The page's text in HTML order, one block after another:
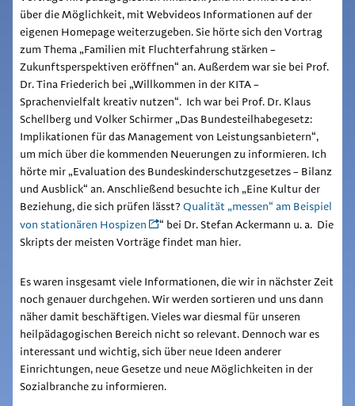
über die Möglichkeit, mit Webvideos Informationen auf der
eigenen Homepage weiterzugeben. Sie hörte sich den Vortrag
zum Thema „Familien mit Fluchterfahrung stärken –
Zukunftsperspektiven eröffnen“ an. Außerdem war sie bei Prof.
Dr. Tina Friederich bei „Willkommen in der KITA –
Sprachenvielfalt kreativ nutzen“. Ich war bei Prof. Dr. Klaus
Schellberg und Volker Schirmer „Das Bundesteilhabegesetz:
Implikationen für das Management von Leistungsanbietern“,
um mich über die kommenden Neuerungen zu informieren. Ich
hörte mir „Evaluation des Bundeskinderschutzgesetzes – Bilanz
und Ausblick“ an. Anschließend besuchte ich „Eine Kultur der
Beziehung, die sich prüfen lässt? Qualität „messen“ am Beispiel
von stationären Hospizen
“ bei Dr. Stefan Ackermann u. a. Die
Skripts der meisten Vorträge findet man hier.
Es waren insgesamt viele Informationen, die wir in nächster Zeit
noch genauer durchgehen. Wir werden sortieren und uns dann
näher damit beschäftigen. Vieles war diesmal für unseren
heilpädagogischen Bereich nicht so relevant. Dennoch war es
interessant und wichtig, sich über neue Ideen anderer
Einrichtungen, neue Gesetze und neue Möglichkeiten in der
Sozialbranche zu informieren.